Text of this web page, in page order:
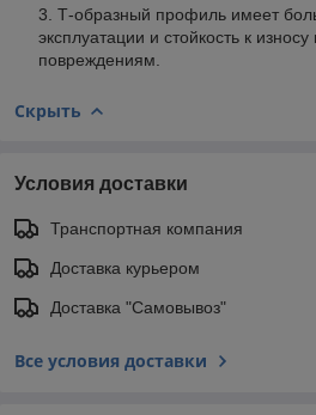
Т-образный профиль имеет
эксплуатации и стойкость к
повреждениям.
Скрыть
Условия доставки
Транспортная компания
Доставка курьером
Доставка "Самовывоз"
Все условия доставки